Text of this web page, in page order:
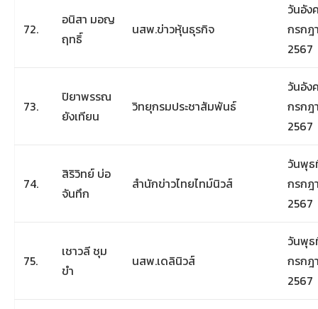
72.
อนิสา มอญ
ฤทธิ์
นสพ.ข่าวหุ้นธุรกิจ
วันอัง
กรกฎ
2567
73.
ปิยาพรรณ
ยังเทียน
วิทยุกรมประชาสัมพันธ์
วันอัง
กรกฎ
2567
74.
สิริวิทย์ บ่อ
จันทึก
สำนักข่าวไทยไทม์นิวส์
วันพุธ
กรกฎ
2567
75.
เชาวลี ชุม
ขำ
นสพ.เดลินิวส์
วันพุธ
กรกฎ
2567